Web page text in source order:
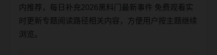
内推荐，每日补充2026黑料门最新事件 免费观看实
时更新专题阅读路径相关内容，方便用户按主题继续
浏览。